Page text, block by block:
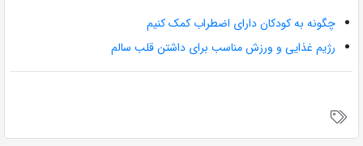
چگونه به کودکان دارای اضطراب کمک کنیم
رژیم غذایی و ورزش مناسب برای داشتن قلب سالم